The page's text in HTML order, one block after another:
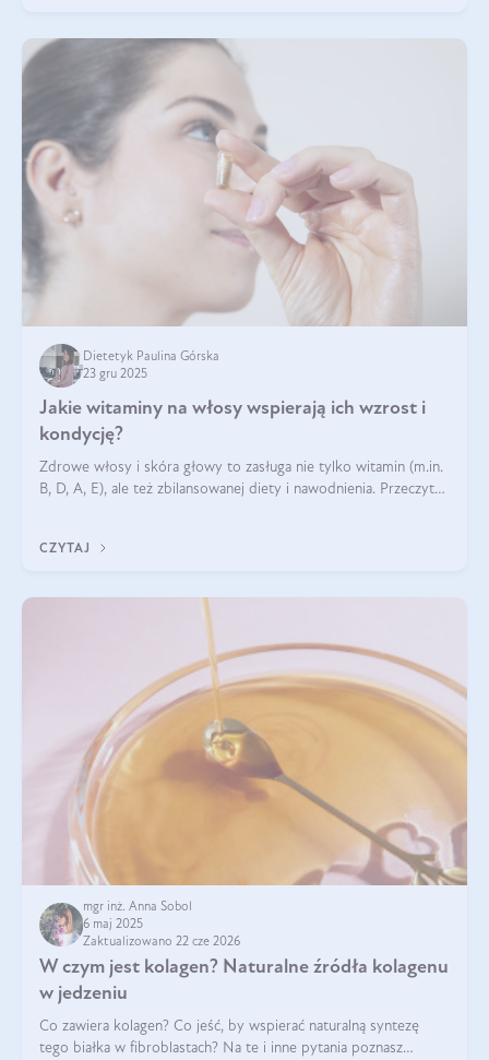
Dietetyk Paulina Górska
23 gru 2025
Jakie witaminy na włosy wspierają ich wzrost i
kondycję?
Zdrowe włosy i skóra głowy to zasługa nie tylko witamin (m.in.
B, D, A, E), ale też zbilansowanej diety i nawodnienia. Przeczytaj
CZYTAJ
mgr inż. Anna Sobol
6 maj 2025
Zaktualizowano 22 cze 2026
W czym jest kolagen? Naturalne źródła kolagenu
w jedzeniu
Co zawiera kolagen? Co jeść, by wspierać naturalną syntezę
tego białka w fibroblastach? Na te i inne pytania poznasz